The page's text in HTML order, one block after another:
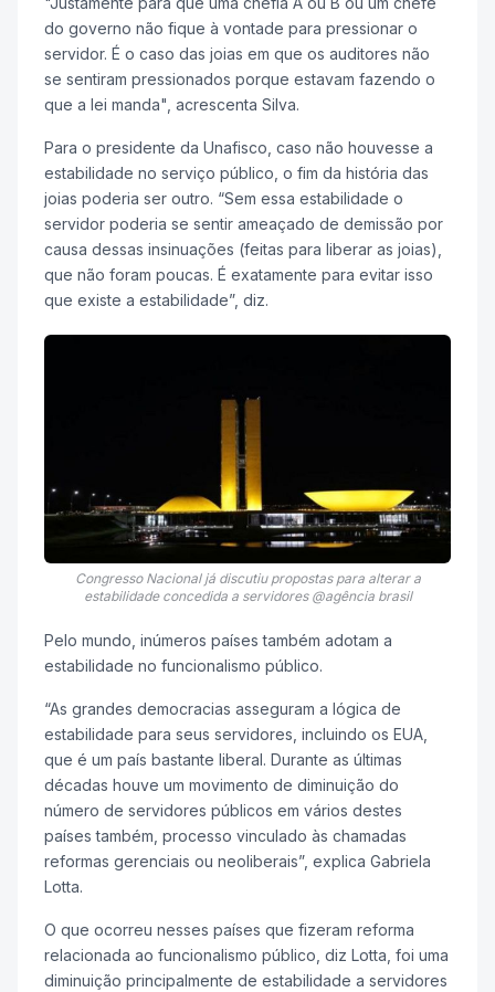
do governo não fique à vontade para pressionar o
servidor. É o caso das joias em que os auditores não
se sentiram pressionados porque estavam fazendo o
que a lei manda", acrescenta Silva.
Para o presidente da Unafisco, caso não houvesse a
estabilidade no serviço público, o fim da história das
joias poderia ser outro. “Sem essa estabilidade o
servidor poderia se sentir ameaçado de demissão por
causa dessas insinuações (feitas para liberar as joias),
que não foram poucas. É exatamente para evitar isso
que existe a estabilidade”, diz.
Congresso Nacional já discutiu propostas para alterar a
estabilidade concedida a servidores @agência brasil
Pelo mundo, inúmeros países também adotam a
estabilidade no funcionalismo público.
“As grandes democracias asseguram a lógica de
estabilidade para seus servidores, incluindo os EUA,
que é um país bastante liberal. Durante as últimas
décadas houve um movimento de diminuição do
número de servidores públicos em vários destes
países também, processo vinculado às chamadas
reformas gerenciais ou neoliberais”, explica Gabriela
Lotta.
O que ocorreu nesses países que fizeram reforma
relacionada ao funcionalismo público, diz Lotta, foi uma
diminuição principalmente de estabilidade a servidores